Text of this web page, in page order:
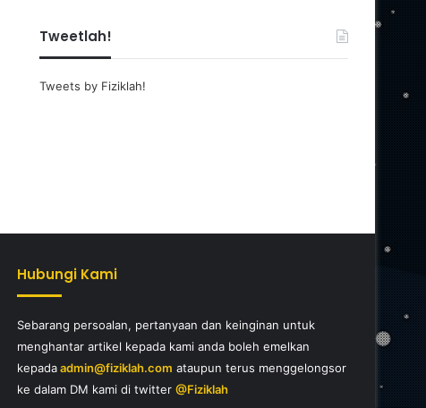
Tweetlah!
Tweets by Fiziklah!
Hubungi Kami
Sebarang persoalan, pertanyaan dan keinginan untuk
menghantar artikel kepada kami anda boleh emelkan
kepadaadmin@fiziklah.com ataupun terus menggelongsor
ke dalam DM kami di twitter @Fiziklah